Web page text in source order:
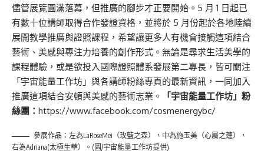
儘管展覽圓滿落幕，但推廣的腳步才正要開始。5 月 1 日起已
有數十位講師取得合作發證資格，並將於 5 月份起於各地陸續
展開教學推廣與證照課程，希望讓更多人有機會接觸這項結合
藝術、美感與專注力培養的創作形式。無論是尋求生活美學的
課程體驗，或是欲投入國際證照體系發展第二專長，皆可關注
「宇宙能量工作坊」與各講師粉絲專頁的最新資訊，一同加入
推廣這項結合安頓與美感的藝術志業。
「宇宙能量工作坊」粉
絲團： https://www.facebook.com/cosmenergybc/
參展作品：左為LaRoseMei（玫藍之森），中為施玉美（心屬之蓮），
右為Adriana(太極生華）。(圖/宇宙能量工作坊提供)